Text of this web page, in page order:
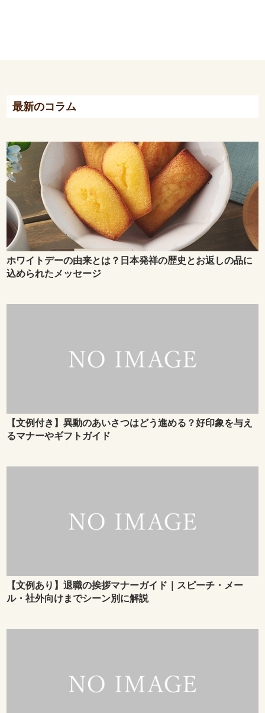
最新のコラム
ホワイトデーの由来とは？日本発祥の歴史とお返しの品に
込められたメッセージ
【文例付き】異動のあいさつはどう進める？好印象を与え
るマナーやギフトガイド
【文例あり】退職の挨拶マナーガイド｜スピーチ・メー
ル・社外向けまでシーン別に解説